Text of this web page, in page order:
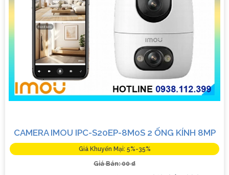
CAMERA IMOU IPC-S20EP-8M0S 2 ỐNG KÍNH 8MP
Giá Khuyến Mại: 5%-35%
Giá Bán: 00 ₫